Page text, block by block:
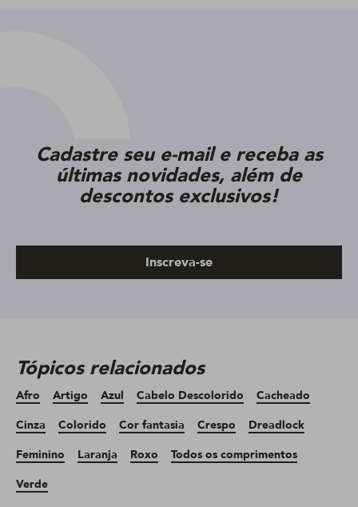
Cadastre seu e-mail e receba as
últimas novidades, além de
descontos exclusivos!
Inscreva-se
Tópicos relacionados
Afro Artigo Azul Cabelo Descolorido
Cacheado
Cinza
Colorido Cor fantasia Crespo
Dreadlock
Feminino
Laranja Roxo
Todos os comprimentos
Verde